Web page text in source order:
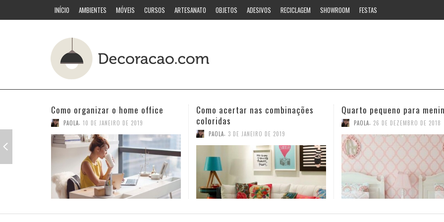
INÍCIO AMBIENTES MÓVEIS CURSOS ARTESANATO OBJETOS ADESIVOS RECICLAGEM SHOWROOM FESTAS
Como acertar nas combinações
coloridas
PAOLA, 3 DE JANEIRO DE 2019
Quarto pequeno para meninas
PAOLA, 26 DE DEZEMBRO DE 2018
Ideias estilosas para o
PAOLA 12 DE NOVEMBRO DE 2018